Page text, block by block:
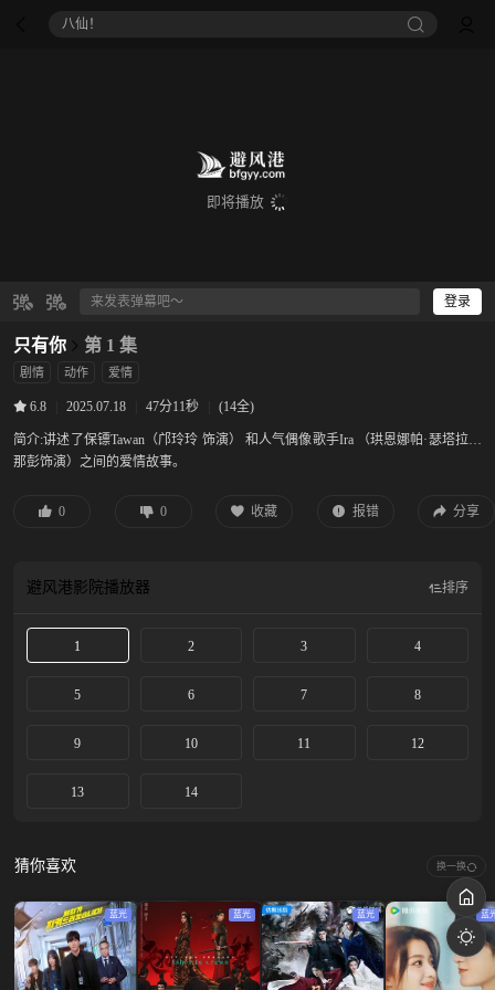
八仙！
即将播放
登录
只有你 第 1 集
剧情 动作 爱情
6.8 2025.07.18 47分11秒 (14全)
简介:讲述了保镖Tawan（邝玲玲 饰演） 和人气偶像歌手Ira （珙恩娜帕·瑟塔拉塔
那彭饰演）之间的爱情故事。
0 0 收藏 报错 分享
避风港影院播放器 排序
1 2 3 4
5 6 7 8
9 10 11 12
13 14
猜你喜欢 换一换
蓝光 蓝光 蓝光 蓝